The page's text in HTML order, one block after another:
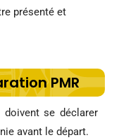
présenté et
PMR
se déclarer
avant le départ.